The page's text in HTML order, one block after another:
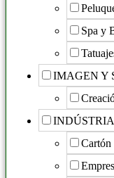
Spa y
IMAGEN Y
Cartón